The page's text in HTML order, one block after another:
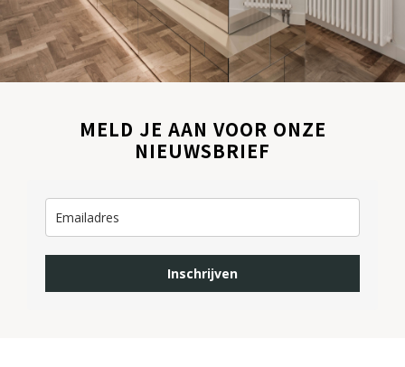
MELD JE AAN VOOR ONZE
NIEUWSBRIEF
Inschrijven